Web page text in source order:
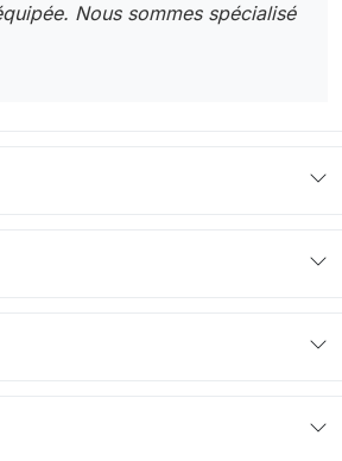
Nous sommes spécialisé